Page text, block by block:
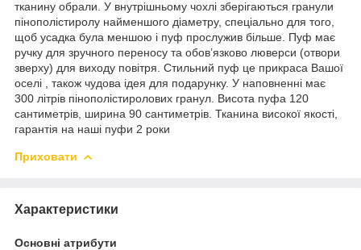
тканину обрали. У внутрішньому чохлі зберігаються гранули
пінополістиролу найменшого діаметру, спеціально для того,
щоб усадка була меншою і пуф прослужив більше. Пуф має
ручку для зручного переносу та обов’язково люверси (отвори
зверху) для виходу повітря. Стильний пуф це прикраса Вашої
оселі , також чудова ідея для подарунку. У наповненні має
300 літрів пінополістиролових гранул. Висота пуфа 120
сантиметрів, ширина 90 сантиметрів. Тканина високої якості,
гарантія на наші пуфи 2 роки
Приховати
Характеристики
Основні атрибути